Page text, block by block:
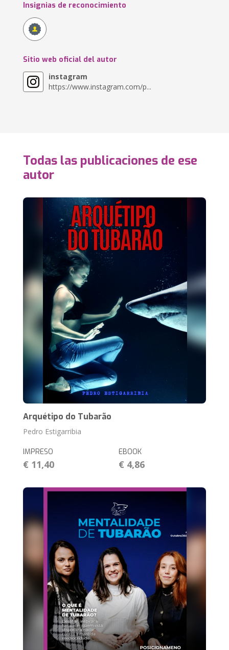
Insignias de reconocimiento
Sitio web oficial del autor
instagram
https://www.instagram.com/p...
Todas las publicaciones de ese
autor
Arquétipo do Tubarão
Pedro Estigarribia
IMPRESO
€ 11,40
EBOOK
€ 4,86